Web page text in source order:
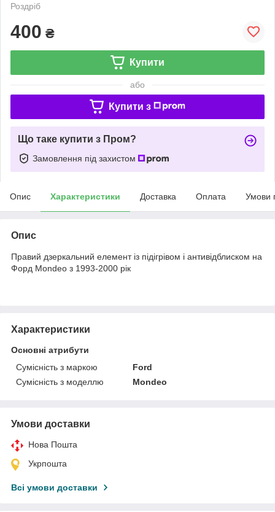
Роздріб
400 ₴
Купити
або
Купити з
Що таке купити з Пром?
Замовлення під захистом
Опис Характеристики Доставка Оплата Умови
Опис
Правий дзеркальний елемент із підігрівом і антивідблиском на
Форд Mondeo з 1993-2000 рік
Характеристики
Основні атрибути
Сумісність з маркою
Ford
Сумісність з моделлю
Mondeo
Умови доставки
Нова Пошта
Укрпошта
Всі умови доставки